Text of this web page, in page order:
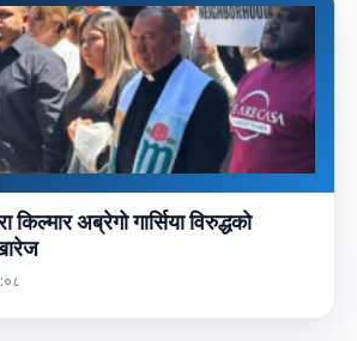
किल्मार अब्रेगो गार्सिया विरुद्धको